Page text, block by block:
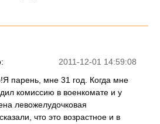
2011-12-01 14:59:08
:
парень, мне 31 год. Когда мне
комиссию в военкомате и у
левожелудочковая
что это возрастное и в